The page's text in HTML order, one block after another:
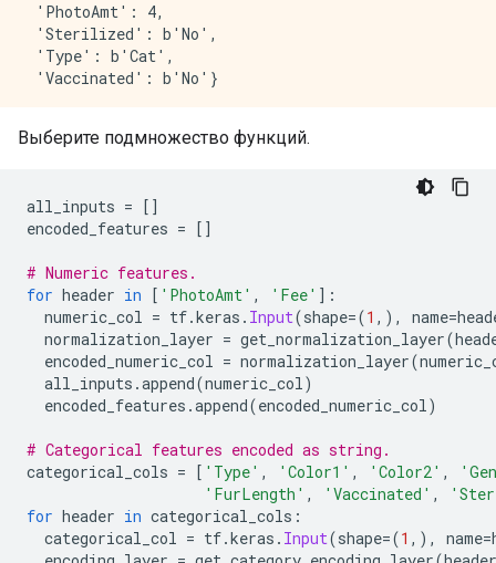
'PhotoAmt': 4,
'Sterilized': b'No',
'Type': b'Cat',
Выберите подмножество функций.
all_inputs = []
encoded_features = []
# Numeric features.
for header in [ 'PhotoAmt' , 'Fee' ]:
numeric_col = tf.keras . Input(shape=(1 ,), name=
normalization_layer = get_normalization_layer(
encoded_numeric_col = normalization_layer(
all_inputs .append(numeric_col)
encoded_features .append(encoded_numeric_col)
# Categorical features encoded as string.
categorical_cols = [ 'Type' , 'Color1' , 'Color2' ,
'FurLength' , 'Vaccinated' ,
for header in categorical_cols :
categorical_col = tf.keras . Input(shape=(1 ,), name=